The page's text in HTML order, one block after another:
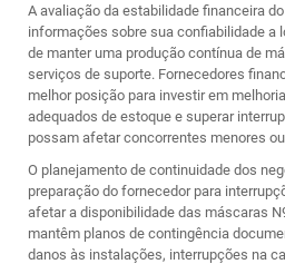
A avaliação da estabilidade financeira
informações sobre sua confiabilidade a
de manter uma produção contínua de
serviços de suporte. Fornecedores
melhor posição para investir em
adequados de estoque e superar
possam afetar concorrentes menores
O planejamento de continuidade dos
preparação do fornecedor para
afetar a disponibilidade das máscaras
mantêm planos de contingência
danos às instalações, interrupções na